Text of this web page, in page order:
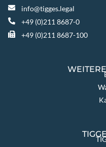
info@tigges.legal
+49 (0)211 8687-0
+49 (0)211 8687-100